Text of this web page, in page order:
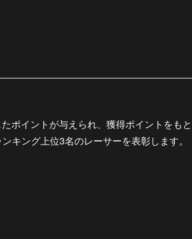
ポイントが与えられ、獲得ポイントをもと
キング上位3名のレーサーを表彰します。